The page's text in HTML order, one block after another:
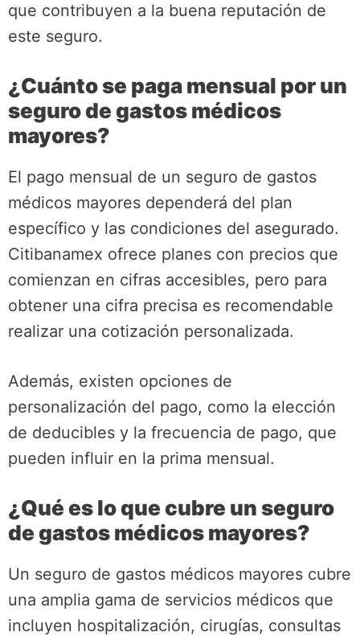
que contribuyen a la buena reputación de
este seguro.
¿Cuánto se paga mensual por un
seguro de gastos médicos
mayores?
El pago mensual de un seguro de gastos
médicos mayores dependerá del plan
específico y las condiciones del asegurado.
Citibanamex ofrece planes con precios que
comienzan en cifras accesibles, pero para
obtener una cifra precisa es recomendable
realizar una cotización personalizada.
Además, existen opciones de
personalización del pago, como la elección
de deducibles y la frecuencia de pago, que
pueden influir en la prima mensual.
¿Qué es lo que cubre un seguro
de gastos médicos mayores?
Un seguro de gastos médicos mayores cubre
una amplia gama de servicios médicos que
incluyen hospitalización, cirugías, consultas